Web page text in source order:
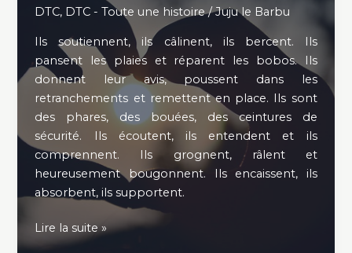
DTC, DTC - Toute une histoire/Juju le Barbu
Ils soutiennent, ils câlinent, ils bercent. Ils
pansent les plaies et réparent les bobos. Ils
donnent leur avis, poussent dans les
retranchements et remettent en place. Ils sont
des phares, des bouées, des ceintures de
sécurité. Ils écoutent, ils entendent et ils
comprennent. Ils grognent, râlent et
heureusement bougonnent. Ils encaissent, ils
absorbent, ils supportent.
Celles
et
Lire la suite »